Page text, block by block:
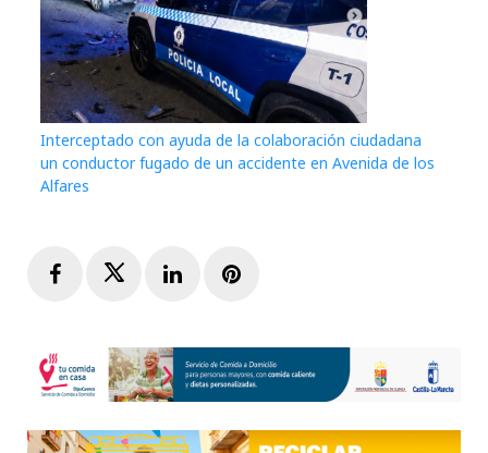
Interceptado con ayuda de la colaboración ciudadana
un conductor fugado de un accidente en Avenida de los
Alfares
FacebookTwitterLinkedInPinterest